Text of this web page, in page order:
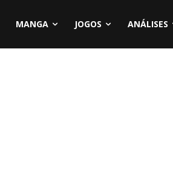
MANGA JOGOS ANÁLISES